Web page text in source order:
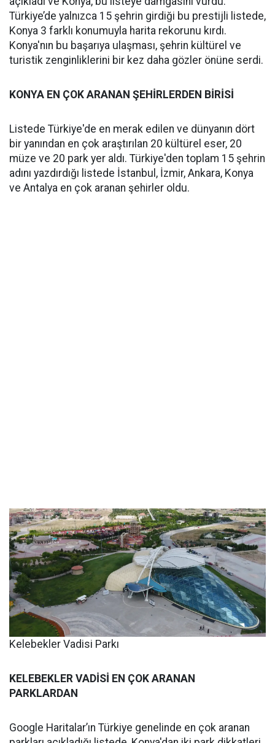
Türkiye’de yalnızca 15 şehrin girdiği bu prestijli listede,
Konya 3 farklı konumuyla harita rekorunu kırdı.
Konya'nın bu başarıya ulaşması, şehrin kültürel ve
turistik zenginliklerini bir kez daha gözler önüne serdi.
KONYA EN ÇOK ARANAN ŞEHİRLERDEN BİRİSİ
Listede Türkiye'de en merak edilen ve dünyanın dört
bir yanından en çok araştırılan 20 kültürel eser, 20
müze ve 20 park yer aldı. Türkiye'den toplam 15 şehrin
adını yazdırdığı listede İstanbul, İzmir, Ankara, Konya
ve Antalya en çok aranan şehirler oldu.
Kelebekler Vadisi Parkı
KELEBEKLER VADİSİ EN ÇOK ARANAN
PARKLARDAN
Google Haritalar’ın Türkiye genelinde en çok aranan